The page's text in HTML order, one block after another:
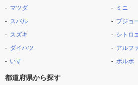
マツダ
スバル
スズキ
ダイハツ
いすゞ
ミニ
プジョ
シトロ
アルフ
ボルボ
都道府県から探す